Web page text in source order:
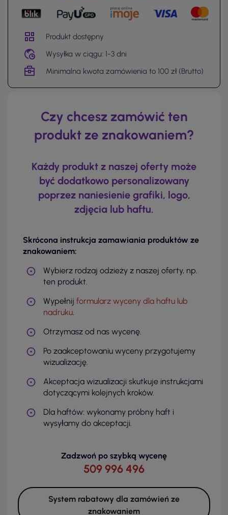
Produkt dostępny
Wysyłka w ciągu: 1-3 dni
Minimalna kwota zamówienia to 100 zł (Brutto)
Czy chcesz zamówić ten
produkt ze znakowaniem?
Każdy produkt z naszej oferty może
być dodatkowo personalizowany
poprzez naniesienie grafiki, logo,
zdjęcia lub haftu.
Skrócona instrukcja zamawiania produktów ze
znakowaniem:
Wybierz rodzaj odzieży z naszej oferty, np.
ten produkt.
Wypełnij formularz wyceny dla haftu lub
nadruku.
Otrzymasz od nas wycenę.
Po zaakceptowaniu wyceny przygotujemy
wizualizację.
Akceptacja wizualizacji skutkuje instrukcjami
dotyczącymi kolejnych kroków.
Dla haftów: wykonamy próbny haft i
wysyłamy do akceptacji.
Zadzwoń po szybką wycenę
509 996 496
System rabatowy dla zamówień ze
znakowaniem